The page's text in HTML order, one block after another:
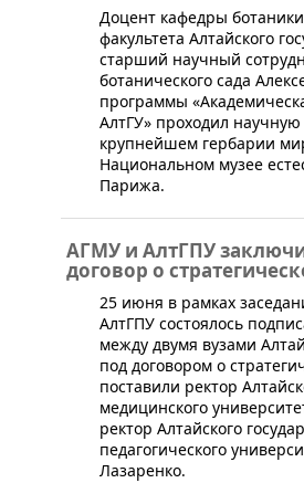
​Доцент кафедры
факультета Алтайского
старший научный
ботанического сада
программы
АлтГУ» проходил
крупнейшем гербарии
Национальном музее
Парижа.
АГМУ и АлтГПУ
договор о
​25 июня в рамках
АлтГПУ состоялось
между двумя вузами
под договором о
поставили ректор
медицинского
ректор Алтайского
педагогического
Лазаренко.